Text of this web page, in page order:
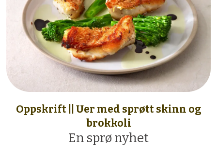
Oppskrift || Uer med sprøtt skinn og
brokkoli
En sprø nyhet